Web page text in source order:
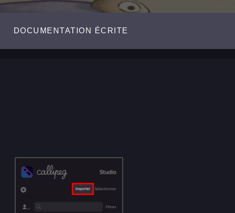
DOCUMENTATION ÉCRITE